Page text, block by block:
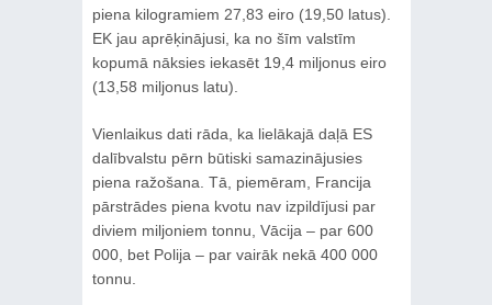
piena kilogramiem 27,83 eiro (19,50 latus).
EK jau aprēķinājusi, ka no šīm valstīm
kopumā nāksies iekasēt 19,4 miljonus eiro
(13,58 miljonus latu).
Vienlaikus dati rāda, ka lielākajā daļā ES
dalībvalstu pērn būtiski samazinājusies
piena ražošana. Tā, piemēram, Francija
pārstrādes piena kvotu nav izpildījusi par
diviem miljoniem tonnu, Vācija – par 600
000, bet Polija – par vairāk nekā 400 000
tonnu.